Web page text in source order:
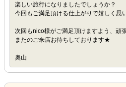
楽しい旅行になりましたでしょうか？
今回もご満足頂ける仕上がりで嬉しく思
次回もnico様がご満足頂けますよう、頑
またのご来店お待ちしております★
奥山